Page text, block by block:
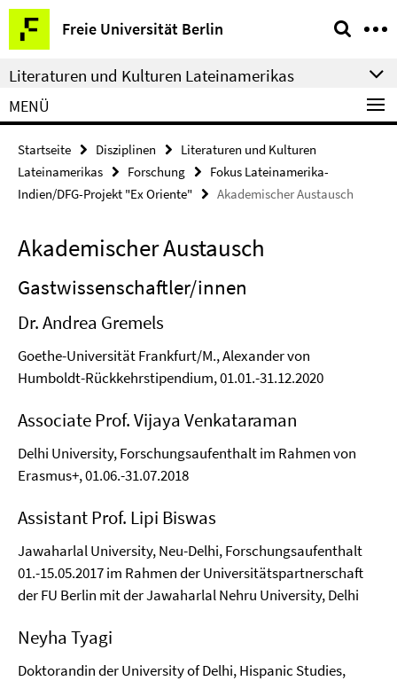
Springe
direkt
zu
Inhalt
Freie Universität Berlin
Service-
Navigation
Literaturen und Kulturen Lateinamerikas
MENÜ
Startseite Disziplinen
Literaturen und Kulturen
Lateinamerikas
Forschung
Fokus Lateinamerika-
Indien/DFG-Projekt "Ex Oriente"
Akademischer Austausch
Akademischer Austausch
Gastwissenschaftler/innen
Dr. Andrea Gremels
Goethe-Universität Frankfurt/M., Alexander von
Humboldt-Rückkehrstipendium, 01.01.-31.12.2020
Associate Prof. Vijaya Venkataraman
Delhi University, Forschungsaufenthalt im Rahmen von
Erasmus+, 01.06.-31.07.2018
Assistant Prof. Lipi Biswas
Jawaharlal University, Neu-Delhi, Forschungsaufenthalt
01.-15.05.2017 im Rahmen der Universitätspartnerschaft
der FU Berlin mit der Jawaharlal Nehru University, Delhi
Neyha Tyagi
Doktorandin der University of Delhi, Hispanic Studies,